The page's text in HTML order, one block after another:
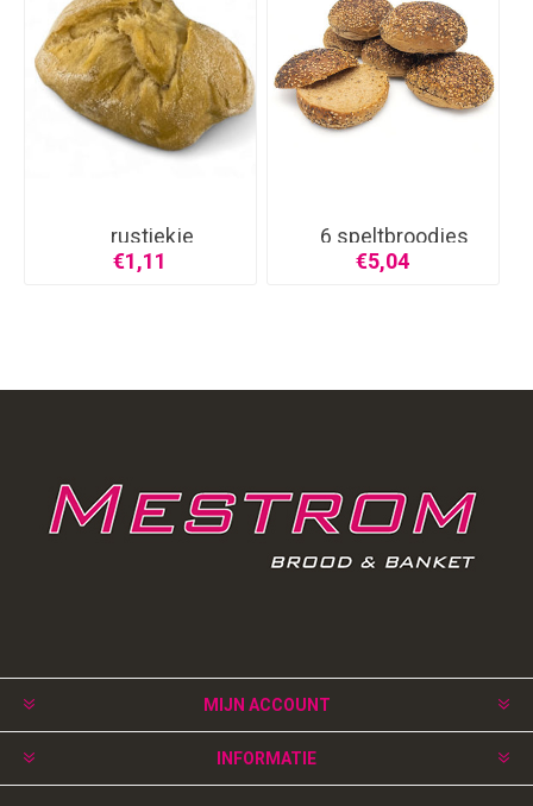
rustiekje
€1,11
6 speltbroodjes
€5,04
MIJN ACCOUNT
INFORMATIE